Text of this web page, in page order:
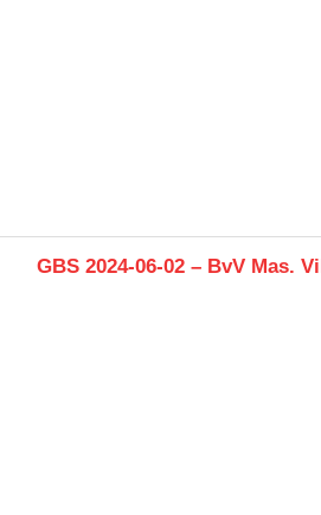
Next
GBS 2024-06-02 – BvV Mas.